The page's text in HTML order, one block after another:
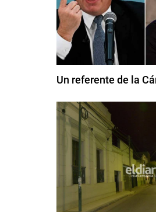
Un referente de la